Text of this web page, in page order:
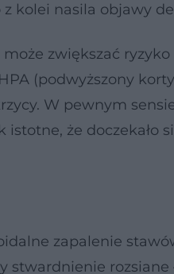
kolei nasila objawy
zwiększać
(podwyższony
W pewnym
że doczekało
zapalenie
stwardnienie rozsiane